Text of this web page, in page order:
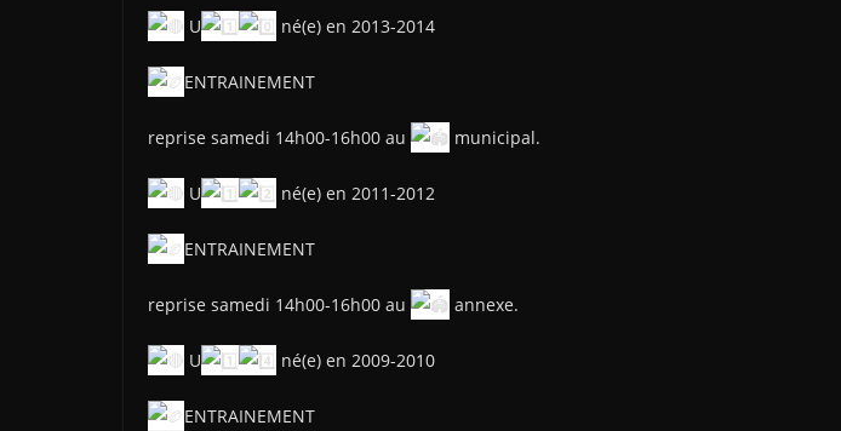
U né(e) en 2013-2014
ENTRAINEMENT
reprise samedi 14h00-16h00 au municipal.
U né(e) en 2011-2012
ENTRAINEMENT
reprise samedi 14h00-16h00 au annexe.
U né(e) en 2009-2010
ENTRAINEMENT